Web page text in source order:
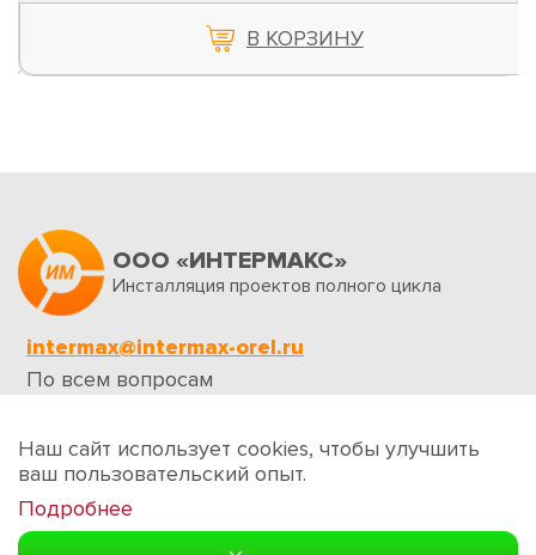
В КОРЗИНУ
ООО «ИНТЕРМАКС»
Инсталляция проектов полного цикла
intermax@intermax-orel.ru
По всем вопросам
Обратная связь
Наш сайт использует cookies, чтобы улучшить
ваш пользовательский опыт.
Подробнее